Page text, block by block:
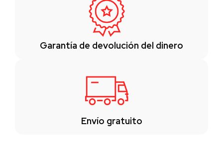
Garantía de devolución del dinero
Envío gratuito